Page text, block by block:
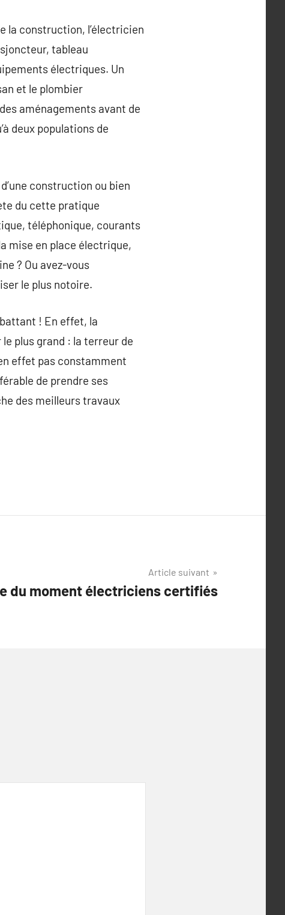
la construction, l’électricien
tableau
électriques. Un
et le plombier
aménagements avant de
deux populations de
construction ou bien
du cette pratique
téléphonique, courants
mise en place électrique,
? Ou avez-vous
le plus notoire.
! En effet, la
plus grand : la terreur de
effet pas constamment
de prendre ses
des meilleurs travaux
Article suivant
du moment électriciens certifiés